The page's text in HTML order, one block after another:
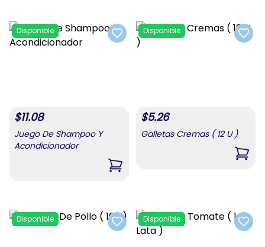
Add to favorites
Disponible
$11.08
Juego De Shampoo Y
Acondicionador
,Juego De Shampoo Y
Add
Disponible
$5.26
Galletas Cremas ( 12 U )
,
Add to favorites
Disponible
Add
Disponible